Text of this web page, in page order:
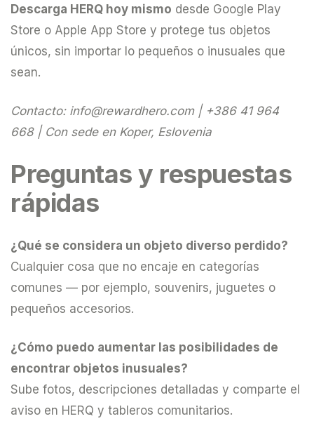
Descarga HERQ hoy mismo desde Google Play
Store o Apple App Store y protege tus objetos
únicos, sin importar lo pequeños o inusuales que
sean.
Contacto: info@rewardhero.com| +386 41 964
668 | Con sede en Koper, Eslovenia
Preguntas y respuestas
rápidas
¿Qué se considera un objeto diverso perdido?
Cualquier cosa que no encaje en categorías
comunes — por ejemplo, souvenirs, juguetes o
pequeños accesorios.
¿Cómo puedo aumentar las posibilidades de
encontrar objetos inusuales?
Sube fotos, descripciones detalladas y comparte el
aviso en HERQ y tableros comunitarios.